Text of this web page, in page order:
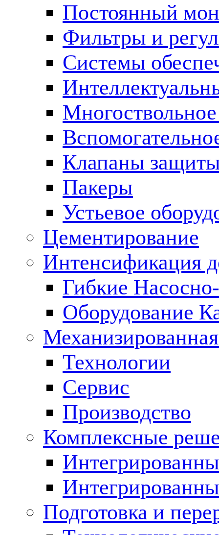
Постоянный
Фильтры и
Cистемы
Клапаны
Пакеры
Устьевое
Цементирование
Интенсификация
Гибкие
Оборудование
Технологии
Сервис
Производство
Комплексные
Подготовка и